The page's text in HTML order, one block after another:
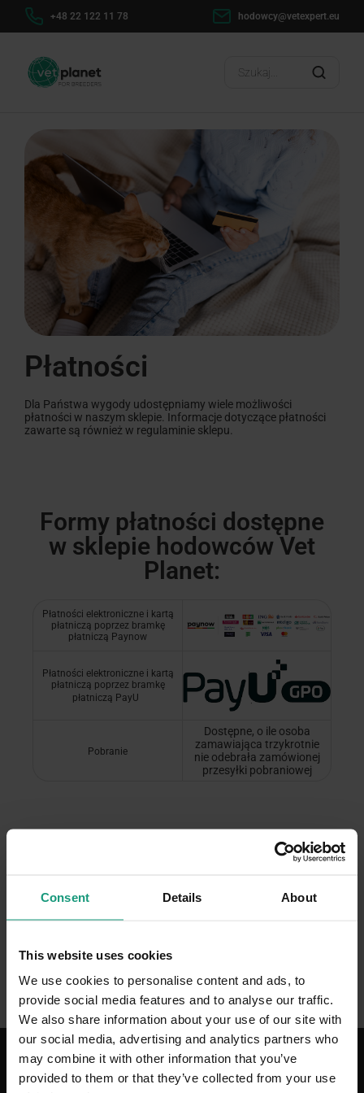
Consent Details About
This website uses cookies
We use cookies to personalise content and ads, to
provide social media features and to analyse our traffic.
We also share information about your use of our site with
our social media, advertising and analytics partners who
may combine it with other information that you’ve
provided to them or that they’ve collected from your use
+48 22 122 11 78 hodowcy@vetexpert.eu
Płatności
Dla Państwa wygody udostępniamy wiele możliwości
płatności w naszym sklepie. Informacje dotyczące płatności
zawarte są również w regulaminie sklepu.
Formy płatności dostępne
w sklepie hodowców Vet
Planet:
Płatności elektroniczne i kartą
płatniczą poprzez bramkę
płatniczą Paynow
Płatności elektroniczne i kartą
płatniczą poprzez bramkę
płatniczą PayU
Pobranie
Dostępne, o ile osoba
zamawiająca trzykrotnie
nie odebrała zamówionej
przesyłki pobraniowej
płatniczą PayNow oraz PayU
Przy odbiorze przesyłki